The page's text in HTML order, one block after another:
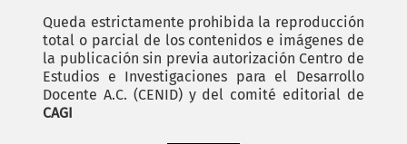
Queda estrictamente prohibida la reproducción
total o parcial de los contenidos e imágenes de
la publicación sin previa autorización Centro de
Estudios e Investigaciones para el Desarrollo
Docente A.C. (CENID) y del comité editorial de
CAGI